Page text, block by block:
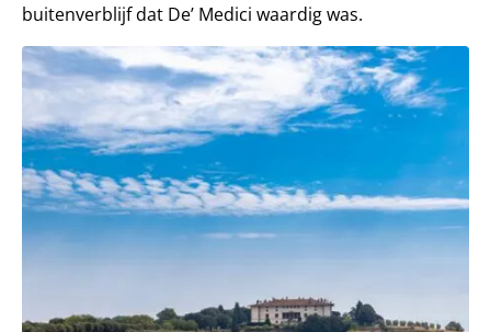
buitenverblijf dat De’ Medici waardig was.